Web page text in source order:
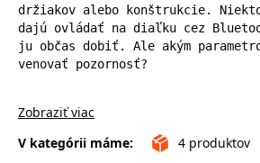
držiakov alebo konštrukcie.
dajú ovládať na diaľku cez
ju občas dobiť. Ale akým
venovať pozornosť?
Zobraziť viac
V kategórii máme:
4 produktov